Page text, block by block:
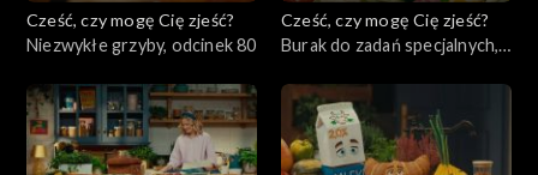
Cześć, czy mogę Cię zjeść?
Niezwykłe grzyby, odcinek 80
Cześć, czy mogę Cię zjeść?
Burak do zadań specjalnych,